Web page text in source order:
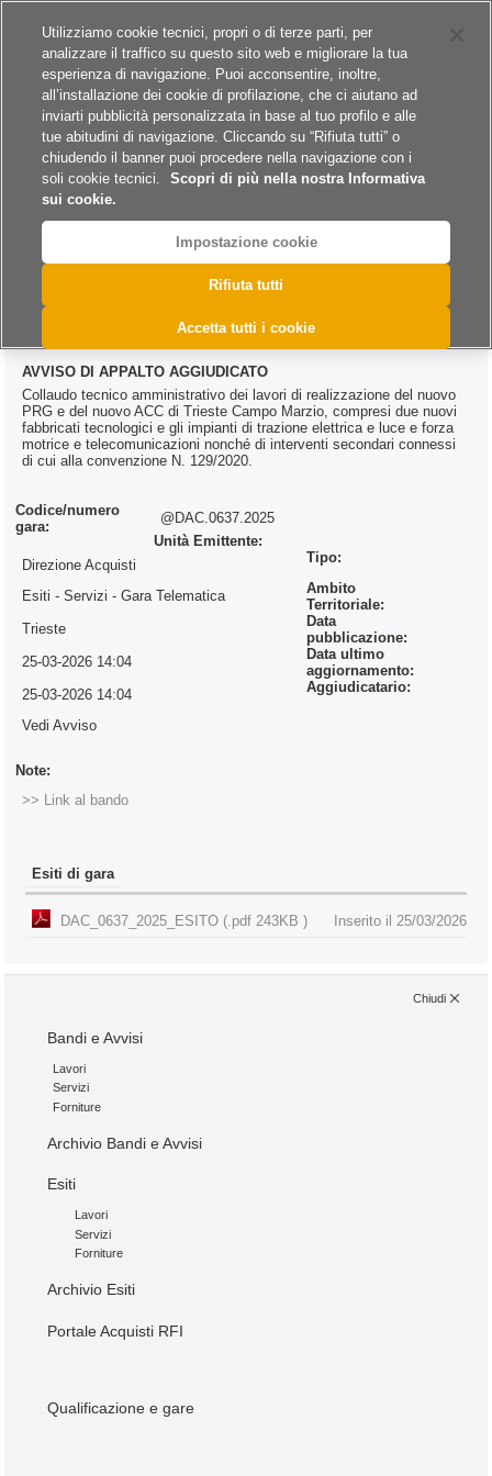
A
@DAC.0637.2025
AVVISO DI APPALTO AGGIUDICATO
Collaudo tecnico amministrativo dei lavori di realizzazione del nuovo
PRG e del nuovo ACC di Trieste Campo Marzio, compresi due nuovi
fabbricati tecnologici e gli impianti di trazione elettrica e luce e forza
motrice e telecomunicazioni nonché di interventi secondari connessi
di cui alla convenzione N. 129/2020.
Codice/numero
gara:
@DAC.0637.2025
Unità Emittente:
Direzione Acquisti
Tipo:
Esiti - Servizi- Gara Telematica
Ambito
Territoriale:
Trieste
Data
pubblicazione:
25-03-2026 14:04
Data ultimo
aggiornamento:
25-03-2026 14:04
Aggiudicatario:
Vedi Avviso
Note:
>> Link al bando
Esiti di gara
DAC_0637_2025_ESITO (.pdf 243KB ) Inserito il 25/03/2026
Chiudi
Bandi e Avvisi
Lavori
Servizi
Forniture
Archivio Bandi e Avvisi
Esiti
Lavori
Servizi
Forniture
Archivio Esiti
Portale Acquisti RFI
Qualificazione e gare
Utilizziamo cookie tecnici, propri o di terze parti, per
analizzare il traffico su questo sito web e migliorare la tua
esperienza di navigazione. Puoi acconsentire, inoltre,
all’installazione dei cookie di profilazione, che ci aiutano ad
inviarti pubblicità personalizzata in base al tuo profilo e alle
tue abitudini di navigazione. Cliccando su “Rifiuta tutti” o
chiudendo il banner puoi procedere nella navigazione con i
soli cookie tecnici.
Scopri di più nella nostra Informativa
sui cookie.
Impostazione cookie
Rifiuta tutti
Accetta tutti i cookie